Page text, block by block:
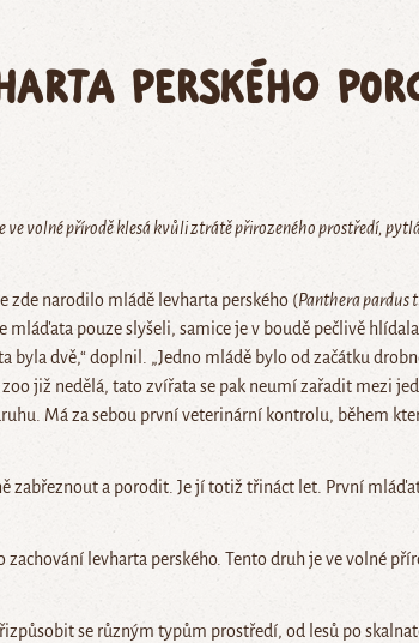
perského
volné přírodě klesá kvůli ztrátě přirozeného prostředí,
zde narodilo mládě levharta perského (Panthera pardus
pouze slyšeli, samice je v boudě pečlivě
dvě,“ doplnil. „Jedno mládě bylo od začátku
již nedělá, tato zvířata se pak neumí zařadit mezi
Má za sebou první veterinární kontrolu, během
zabřeznout a porodit. Je jí totiž třináct let. První
levharta perského. Tento druh je ve volné
se různým typům prostředí, od lesů po